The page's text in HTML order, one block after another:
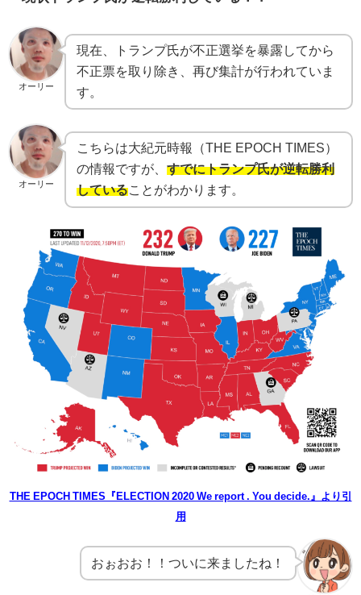
オーリー
現在、トランプ氏が不正選挙を暴露してから
不正票を取り除き、再び集計が行われていま
す。
オーリー
こちらは大紀元時報（THE EPOCH TIMES）
の情報ですが、 すでにトランプ氏が逆転勝利
していることがわかります。
THE EPOCH TIMES『ELECTION 2020 We report . You decide.』より引
用
おぉおお！！ついに来ましたね！